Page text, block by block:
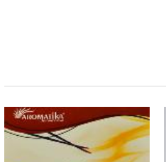
Une bougie 150 gr et votre Prière déposées à Lourdes
€10.00 €7.00